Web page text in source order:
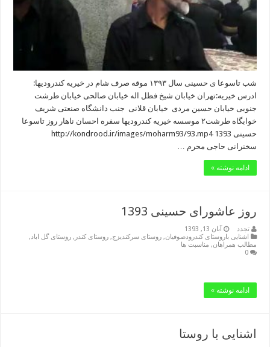
شب تاسوعا ی حسینی سال ۱۳۹۳ موقه صرف شام در خیریه کندرودیها:
ادرس خیریه:تهران خیابان شیخ فظل اله خیابان صالحی خیابان طرشت
جنوبی خیابان حسین مردی خیابان قلانی جنب دانشگاه صنعتی شریف
خوابگاه طرشت۲ موسسه خیریه کندرودیها سفره احسان ناهار روز تاسوعا
سخنرانی حاجی محرم …
ادامه نوشته »
روز عاشورای حسینی 1393
تجدد
آبان 13, 1393
اشنایی باروستای کندرودصوفیان,روستای سرکندیزج,روستای کندر ,روستای گل اباد,
مطالب همراهان, مناسبت ها
0
ادامه نوشته »
اشنایی با روستا